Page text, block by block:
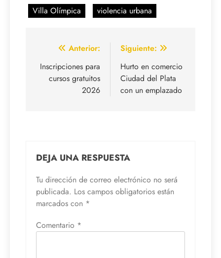
Villa Olímpica
violencia urbana
Navegación
de
entradas
Anterior:
Inscripciones para
cursos gratuitos
2026
Siguiente:
Hurto en comercio
Ciudad del Plata
con un emplazado
DEJA UNA RESPUESTA
Tu dirección de correo electrónico no será
publicada. Los campos obligatorios están
marcados con *
Comentario *